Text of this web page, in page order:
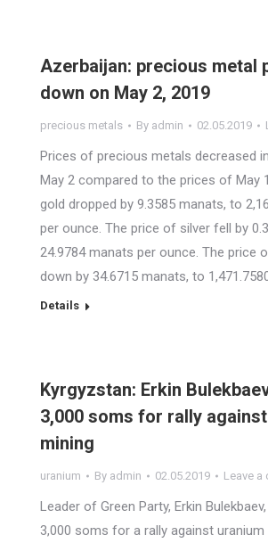
Azerbaijan: precious metal
down on May 2, 2019
precious metals By admin 02.05.2019
Prices of precious metals decreased
May 2 compared to the prices of May
gold dropped by 9.3585 manats, to
per ounce. The price of silver fell by
24.9784 manats per ounce. The price
down by 34.6715 manats, to
Details
Kyrgyzstan: Erkin
3,000 soms for rally
mining
uranium By admin 02.05.2019 Leave a
Leader of Green Party, Erkin
3,000 soms for a rally against uranium